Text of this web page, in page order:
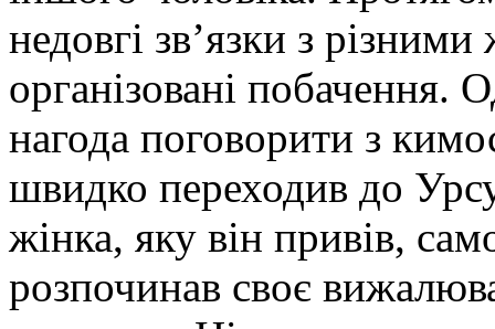
недовгі зв’язки з
організовані побачення.
нагода поговорити з
швидко переходив до
жінка, яку він привів,
розпочинав своє